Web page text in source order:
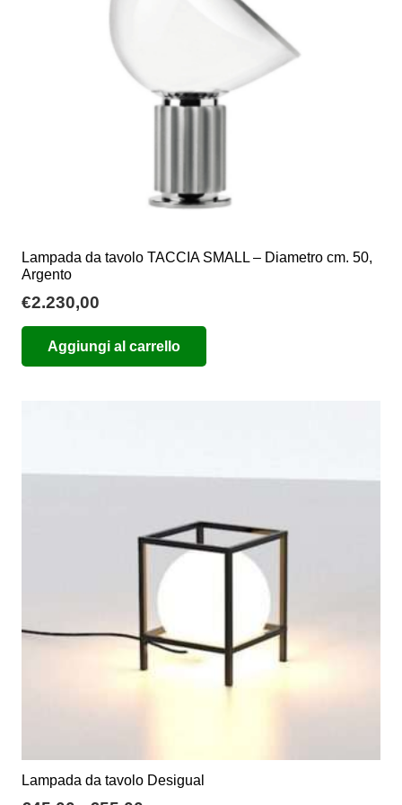
pagina
Lampada da tavolo TACCIA SMALL – Diametro cm. 50,
Argento
€2.230,00
Aggiungi al carrello
Lampada da tavolo Desigual